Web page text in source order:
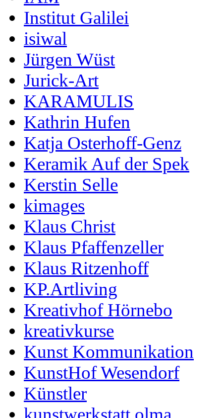
Institut Galilei
isiwal
Jürgen Wüst
Jurick-Art
KARAMULIS
Kathrin Hufen
Katja Osterhoff-Genz
Keramik Auf der Spek
Kerstin Selle
kimages
Klaus Christ
Klaus Pfaffenzeller
Klaus Ritzenhoff
KP.Artliving
Kreativhof Hörnebo
kreativkurse
Kunst Kommunikation
KunstHof Wesendorf
Künstler